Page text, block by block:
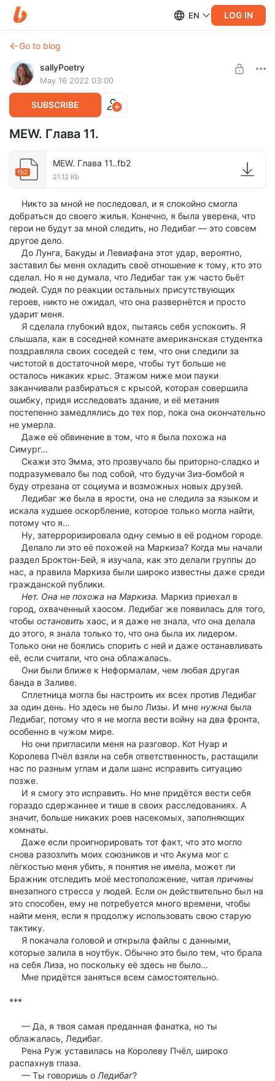
EN LOG IN
Go to blog
sallyPoetry
May 16 2022 03:00
SUBSCRIBE
MEW. Глава 11.
fb2
MEW. Глава 11..fb2
21.12 Kb
Никто за мной не последовал, и я спокойно смогла
добраться до своего жилья. Конечно, я была уверена, что
герои не будут за мной следить, но Ледибаг — это совсем
другое дело.
До Лунга, Бакуды и Левиафана этот удар, вероятно,
заставил бы меня охладить своё отношение к тому, кто это
сделал. Но я не думала, что Ледибаг так уж часто бьёт
людей. Судя по реакции остальных присутствующих
героев, никто не ожидал, что она развернётся и просто
ударит меня.
Я сделала глубокий вдох, пытаясь себя успокоить. Я
слышала, как в соседней комнате американская студентка
поздравляла своих соседей с тем, что они следили за
чистотой в достаточной мере, чтобы тут больше не
осталось никаких крыс. Этажом ниже мои пауки
заканчивали разбираться с крысой, которая совершила
ошибку, придя исследовать здание, и её метания
постепенно замедлялись до тех пор, пока она окончательно
не умерла.
Даже её обвинение в том, что я была похожа на
Симург…
Скажи это Эмма, это прозвучало бы приторно-сладко и
подразумевало бы под собой, что будучи Зиз-бомбой я
буду отрезана от социума и возможных новых друзей.
Ледибаг же была в ярости, она не следила за языком и
искала худшее оскорбление, которое только могла найти,
потому что я…
Ну, затерроризировала одну семью в её родном городе.
Делало ли это её похожей на Маркиза? Когда мы начали
раздел Броктон-Бей, я изучала, как это делали группы до
нас, а правила Маркиза были широко известны даже среди
гражданской публики.
Нет. Она не похожа на Маркиза. Маркиз приехал в
город, охваченный хаосом. Ледибаг же появилась для того,
чтобы остановить хаос, и я даже не знала, что она делала
до этого, я знала только то, что она была их лидером.
Только они не боялись спорить с ней и даже останавливать
её, если считали, что она облажалась.
Они были ближе к Неформалам, чем любая другая
банда в Заливе.
Сплетница могла бы настроить их всех против Ледибаг
за один день. Но здесь не было Лизы. И мне нужна была
Ледибаг, потому что я не могла вести войну на два фронта,
особенно в чужом мире.
Но они пригласили меня на разговор. Кот Нуар и
Королева Пчёл взяли на себя ответственность, растащили
нас по разным углам и дали шанс исправить ситуацию
позже.
И я смогу это исправить. Но мне придётся вести себя
гораздо сдержаннее и тише в своих расследованиях. А
значит, больше никаких роев насекомых, заполняющих
комнаты.
Даже если проигнорировать тот факт, что это могло
снова разозлить моих союзников и что Акума мог с
лёгкостью меня убить, я понятия не имела, может ли
Бражник отследить моё местоположение, читая причины
внезапного стресса у людей. Если он действительно был на
это способен, ему не потребуется много времени, чтобы
найти меня, если я продолжу использовать свою старую
тактику.
Я покачала головой и открыла файлы с данными,
которые залила в ноутбук. Обычно это было тем, что брала
на себя Лиза, но поскольку её здесь не было…
Мне придётся заняться всем самостоятельно.
***
— Да, я твоя самая преданная фанатка, но ты
облажалась, Ледибаг.
Рена Руж уставилась на Королеву Пчёл, широко
распахнув глаза.
— Ты говоришь о Ледибаг?